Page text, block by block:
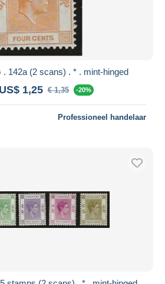
. 142a (2 scans) . * . mint-hinged
1,25 € 1,35 -20%
Professioneel handelaar